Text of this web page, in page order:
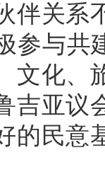
伴关系
参与共
文化、
吉亚议
的民意